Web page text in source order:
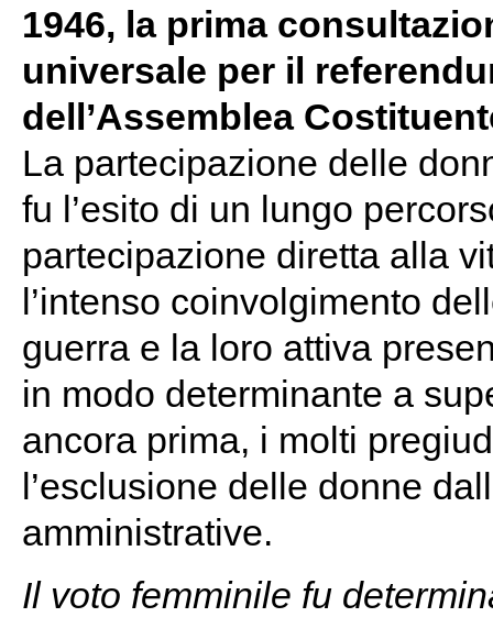
1946, la prima
universale per il
dell’Assemblea
La partecipazione delle
fu l’esito di un lungo
partecipazione diretta alla
l’intenso coinvolgimento
guerra e la loro attiva
in modo determinante a
ancora prima, i molti
l’esclusione delle donne
amministrative.
Il voto femminile fu